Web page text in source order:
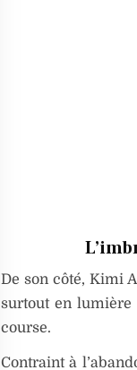
De son côté, Kimi
surtout en lumière
course.
Contraint à